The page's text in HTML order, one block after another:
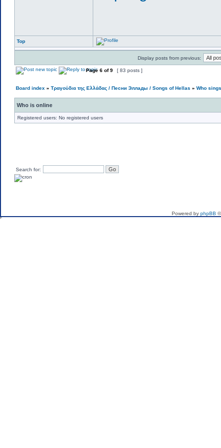
Top
Display posts from previous:
Page 6 of9 [ 83 posts ]
Board index » Τραγούδια της Ελλάδας / Песни Эллады / Songs of Hellas » Who
Who is online
Registered users: No registered users
Search for:
Powered by phpBB